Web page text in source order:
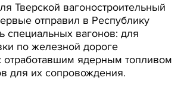
Тверской вагоностроительный
отправил в Республику
специальных вагонов: для
по железной дороге
отработавшим ядерным топливом
для их сопровождения.